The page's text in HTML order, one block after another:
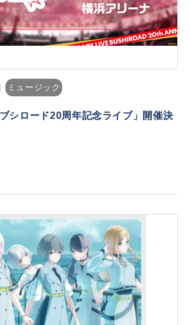
ミュージック
シロード20周年記念ライブ」開催決